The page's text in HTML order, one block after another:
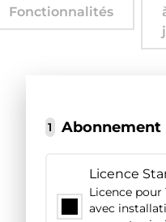
Fonctionnalités
1 Abonnement
Licence
Licence pour
avec